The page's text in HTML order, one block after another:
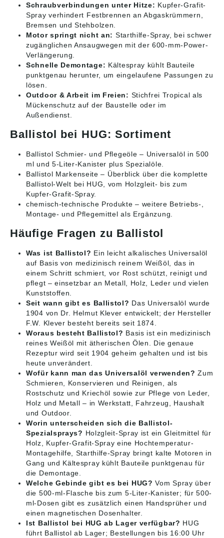
Schraubverbindungen unter Hitze: Kupfer-Grafit-
Spray verhindert Festbrennen an Abgaskrümmern,
Bremsen und Stehbolzen.
Motor springt nicht an: Starthilfe-Spray, bei schwer
zugänglichen Ansaugwegen mit der 600-mm-Power-
Verlängerung.
Schnelle Demontage: Kältespray kühlt Bauteile
punktgenau herunter, um eingelaufene Passungen zu
lösen.
Outdoor & Arbeit im Freien: Stichfrei Tropical als
Mückenschutz auf der Baustelle oder im
Außendienst.
Ballistol bei HUG: Sortiment
Ballistol Schmier- und Pflegeöle – Universalöl in 500
ml und 5-Liter-Kanister plus Spezialöle.
Ballistol Markenseite – Überblick über die komplette
Ballistol-Welt bei HUG, vom Holzgleit- bis zum
Kupfer-Grafit-Spray.
chemisch-technische Produkte – weitere Betriebs-,
Montage- und Pflegemittel als Ergänzung.
Häufige Fragen zu Ballistol
Was ist Ballistol? Ein leicht alkalisches Universalöl
auf Basis von medizinisch reinem Weißöl, das in
einem Schritt schmiert, vor Rost schützt, reinigt und
pflegt – einsetzbar an Metall, Holz, Leder und vielen
Kunststoffen.
Seit wann gibt es Ballistol? Das Universalöl wurde
1904 von Dr. Helmut Klever entwickelt; der Hersteller
F.W. Klever besteht bereits seit 1874.
Woraus besteht Ballistol? Basis ist ein medizinisch
reines Weißöl mit ätherischen Ölen. Die genaue
Rezeptur wird seit 1904 geheim gehalten und ist bis
heute unverändert.
Wofür kann man das Universalöl verwenden? Zum
Schmieren, Konservieren und Reinigen, als
Rostschutz und Kriechöl sowie zur Pflege von Leder,
Holz und Metall – in Werkstatt, Fahrzeug, Haushalt
und Outdoor.
Worin unterscheiden sich die Ballistol-
Spezialsprays? Holzgleit-Spray ist ein Gleitmittel für
Holz, Kupfer-Grafit-Spray eine Hochtemperatur-
Montagehilfe, Starthilfe-Spray bringt kalte Motoren in
Gang und Kältespray kühlt Bauteile punktgenau für
die Demontage.
Welche Gebinde gibt es bei HUG? Vom Spray über
die 500-ml-Flasche bis zum 5-Liter-Kanister; für 500-
ml-Dosen gibt es zusätzlich einen Handsprüher und
einen magnetischen Dosenhalter.
Ist Ballistol bei HUG ab Lager verfügbar? HUG
führt Ballistol ab Lager; Bestellungen bis 16:00 Uhr